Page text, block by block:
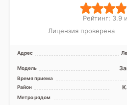
Рейтинг: 3.9
Лицензия проверена
Адрес
Модель
Время приема
Район
Метро рядом